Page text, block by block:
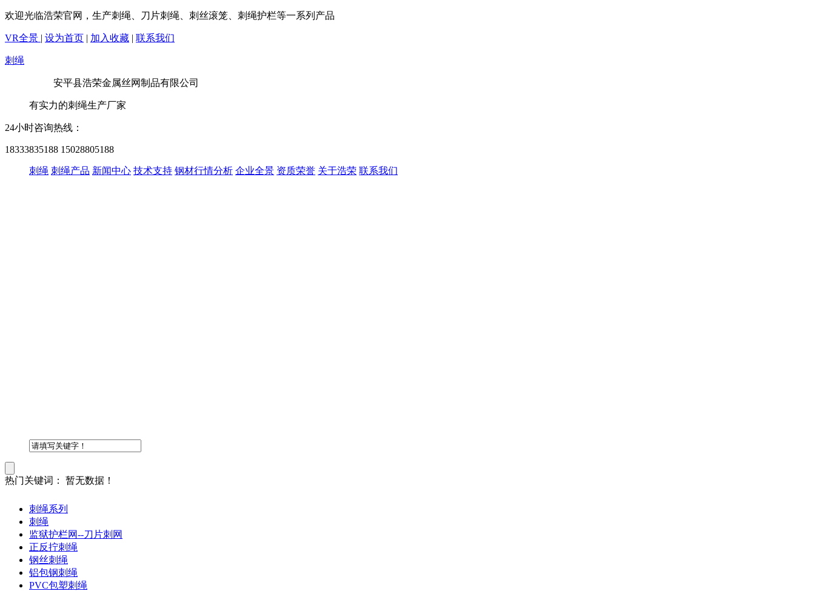
欢迎光临浩荣官网，生产刺绳、刀片刺绳、刺丝滚笼、刺绳护栏等一系列产品
VR全景 | 设为首页 | 加入收藏 | 联系我们
刺绳
安平县浩荣金属丝网制品有限公司
有实力的刺绳生产厂家
24小时咨询热线：
18333835188 15028805188
刺绳 刺绳产品 新闻中心 技术支持 钢材行情分析 企业全景 资质荣誉 关于浩荣 联系我们
热门关键词： 暂无数据！
刺绳系列
刺绳
监狱护栏网--刀片刺网
正反拧刺绳
钢丝刺绳
铝包钢刺绳
PVC包塑刺绳